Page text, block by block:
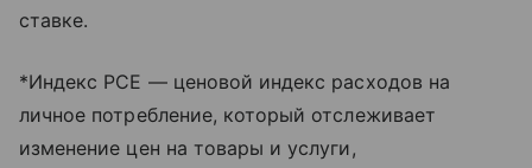
ставке.
*Индекс PCE — ценовой индекс расходов на
личное потребление, который отслеживает
изменение цен на товары и услуги,